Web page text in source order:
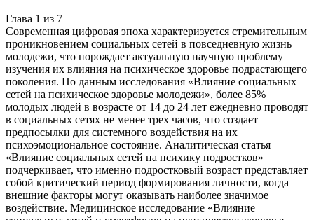
Глава 1 из 7
Современная цифровая эпоха характеризуется стремительным
проникновением социальных сетей в повседневную жизнь
молодежи, что порождает актуальную научную проблему
изучения их влияния на психическое здоровье подрастающего
поколения. По данным исследования «Влияние социальных
сетей на психическое здоровье молодежи», более 85%
молодых людей в возрасте от 14 до 24 лет ежедневно проводят
в социальных сетях не менее трех часов, что создает
предпосылки для системного воздействия на их
психоэмоциональное состояние. Аналитическая статья
«Влияние социальных сетей на психику подростков»
подчеркивает, что именно подростковый возраст представляет
собой критический период формирования личности, когда
внешние факторы могут оказывать наиболее значимое
воздействие. Медицинское исследование «Влияние